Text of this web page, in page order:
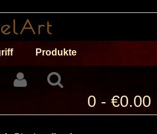
Produkte
0 - €0.00